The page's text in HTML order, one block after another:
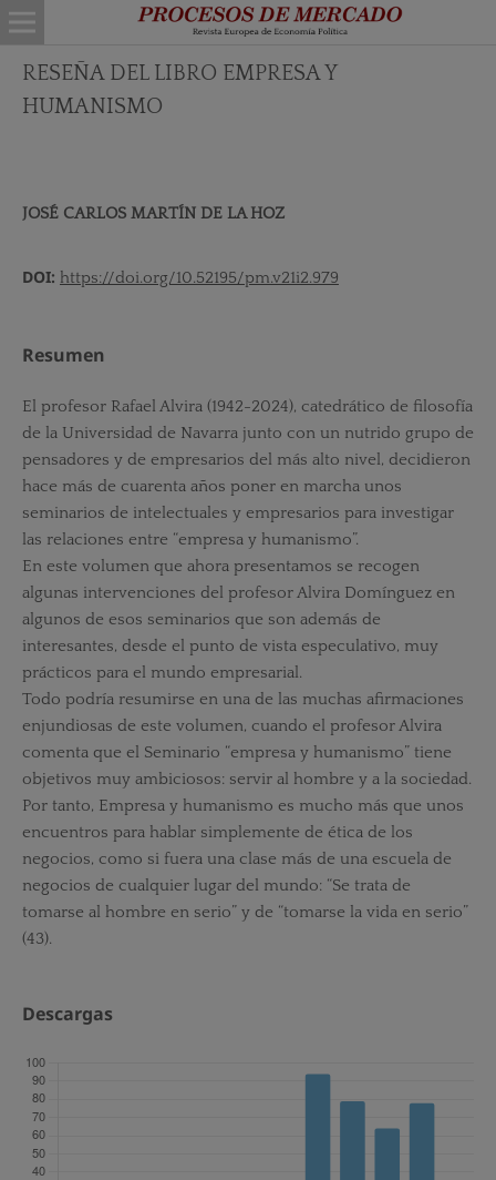
RESEÑA DEL LIBRO EMPRESA Y
HUMANISMO
JOSÉ CARLOS MARTÍN DE LA HOZ
DOI: https://doi.org/10.52195/pm.v21i2.979
Resumen
El profesor Rafael Alvira (1942-2024), catedrático de filosofía
de la Universidad de Navarra junto con un nutrido grupo de
pensadores y de empresarios del más alto nivel, decidieron
hace más de cuarenta años poner en marcha unos
seminarios de intelectuales y empresarios para investigar
las relaciones entre “empresa y humanismo”.
En este volumen que ahora presentamos se recogen
algunas intervenciones del profesor Alvira Domínguez en
algunos de esos seminarios que son además de
interesantes, desde el punto de vista especulativo, muy
prácticos para el mundo empresarial.
Todo podría resumirse en una de las muchas afirmaciones
enjundiosas de este volumen, cuando el profesor Alvira
comenta que el Seminario “empresa y humanismo” tiene
objetivos muy ambiciosos: servir al hombre y a la sociedad.
Por tanto, Empresa y humanismo es mucho más que unos
encuentros para hablar simplemente de ética de los
negocios, como si fuera una clase más de una escuela de
negocios de cualquier lugar del mundo: “Se trata de
tomarse al hombre en serio” y de “tomarse la vida en serio”
(43).
Descargas